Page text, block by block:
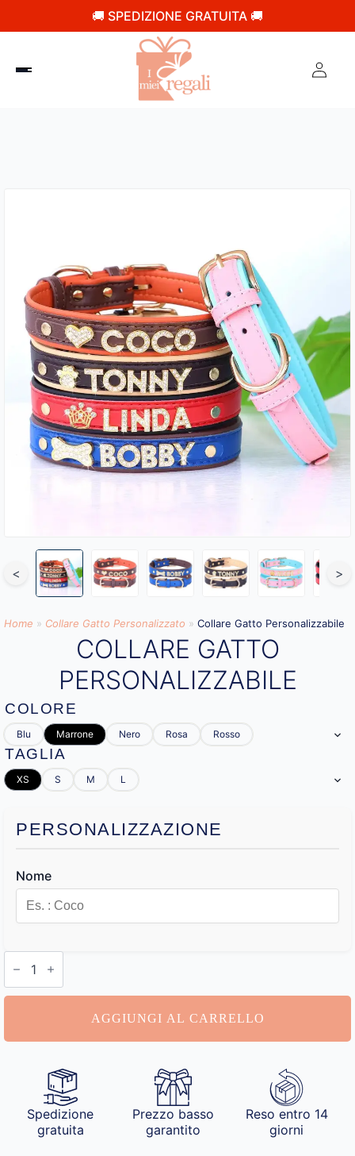
🚚 SPEDIZIONE GRATUITA 🚚
< >
Home » Collare Gatto Personalizzato​ » Collare Gatto Personalizzabile
COLLARE GATTO
PERSONALIZZABILE
COLORE
Blu Marrone Nero Rosa Rosso
TAGLIA
XS S M L
PERSONALIZZAZIONE
Nome
Collare
Gatto
quantità
AGGIUNGI AL CARRELLO
Spedizione
gratuita
Prezzo basso
garantito
Reso entro 14
giorni